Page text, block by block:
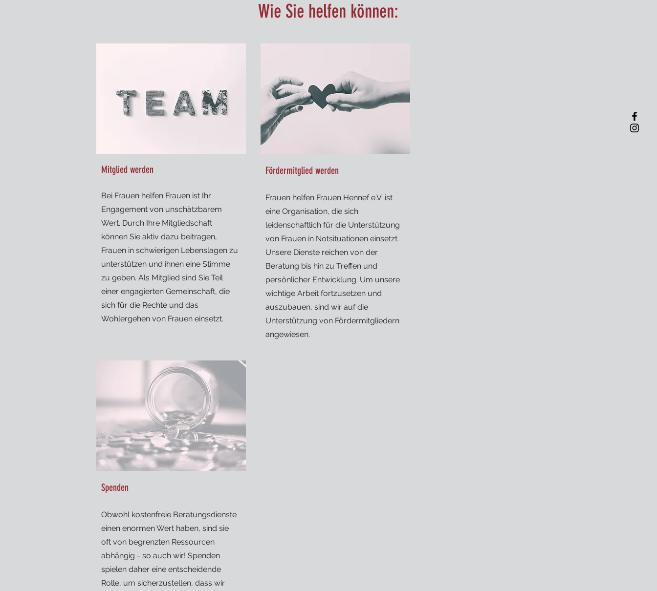
Wie Sie helfen können:
Mitglied werden
Bei Frauen helfen Frauen ist Ihr
Engagement von unschätzbarem
Wert. Durch Ihre Mitgliedschaft
können Sie aktiv dazu beitragen,
Frauen in schwierigen Lebenslagen zu
unterstützen und ihnen eine Stimme
zu geben. Als Mitglied sind Sie Teil
einer engagierten Gemeinschaft, die
sich für die Rechte und das
Wohlergehen von Frauen einsetzt.
Fördermitglied werden
Frauen helfen Frauen Hennef e.V. ist
eine Organisation, die sich
leidenschaftlich für die Unterstützung
von Frauen in Notsituationen einsetzt.
Unsere Dienste reichen von der
Beratung bis hin zu Treffen und
persönlicher Entwicklung. Um unsere
wichtige Arbeit fortzusetzen und
auszubauen, sind wir auf die
Unterstützung von Fördermitgliedern
angewiesen.
Spenden
Obwohl kostenfreie Beratungsdienste
einen enormen Wert haben, sind sie
oft von begrenzten Ressourcen
abhängig - so auch wir! Spenden
spielen daher eine entscheidende
Rolle, um sicherzustellen, dass wir